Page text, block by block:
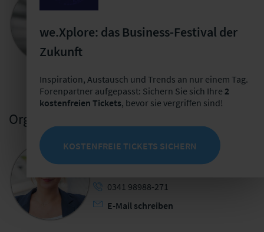
Leiter Kompetenzteam Digitalisierung und
Organisatorische Leitung
0341 98988-271
E-Mail schreiben
we.Xplore: das Business-Festival der
Zukunft
Inspiration, Austausch und Trends an nur einem Tag.
Forenpartner aufgepasst: Sichern Sie sich Ihre 2
kostenfreien Tickets, bevor sie vergriffen sind!
KOSTENFREIE TICKETS SICHERN